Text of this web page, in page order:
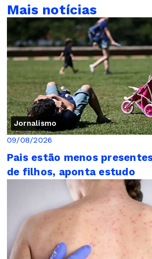
Mais notícias
Jornalismo
09/08/2026
Pais estão menos
de filhos, aponta estudo